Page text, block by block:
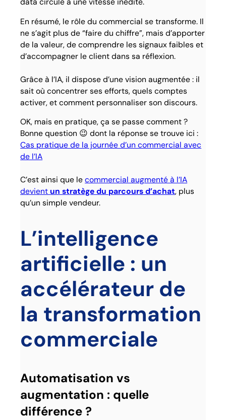
En résumé, le rôle du commercial se transforme. Il
ne s’agit plus de “faire du chiffre”, mais d’apporter
de la valeur, de comprendre les signaux faibles et
d’accompagner le client dans sa réflexion.
Grâce à l’IA, il dispose d’une vision augmentée : il
sait où concentrer ses efforts, quels comptes
activer, et comment personnaliser son discours.
OK, mais en pratique, ça se passe comment ?
Bonne question 😉 dont la réponse se trouve ici :
Cas pratique de la journée d’un commercial avec
de l’IA
C’est ainsi que lecommercial augmenté à l’IA
devient un stratège du parcours d’achat, plus
qu’un simple vendeur.
L’intelligence
artificielle : un
accélérateur de
la transformation
commerciale
Automatisation vs
augmentation : quelle
différence ?